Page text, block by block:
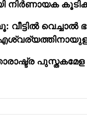
നിർണായക
വീട്ടിൽ വെച്ചാൽ